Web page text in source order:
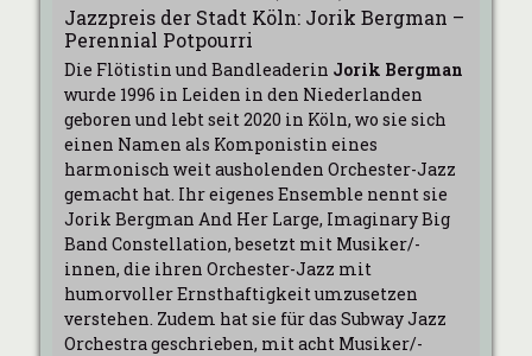
Jazzpreis der Stadt Köln: Jorik Bergman –
Perennial Potpourri
Die Flötistin und Bandleaderin Jorik Bergman
wurde 1996 in Leiden in den Niederlanden
geboren und lebt seit 2020 in Köln, wo sie sich
einen Namen als Komponistin eines
harmonisch weit ausholenden Orchester-Jazz
gemacht hat. Ihr eigenes Ensemble nennt sie
Jorik Bergman And Her Large, Imaginary Big
Band Constellation, besetzt mit Musiker/-
innen, die ihren Orchester-Jazz mit
humorvoller Ernsthaftigkeit umzusetzen
verstehen. Zudem hat sie für das Subway Jazz
Orchestra geschrieben, mit acht Musiker/-